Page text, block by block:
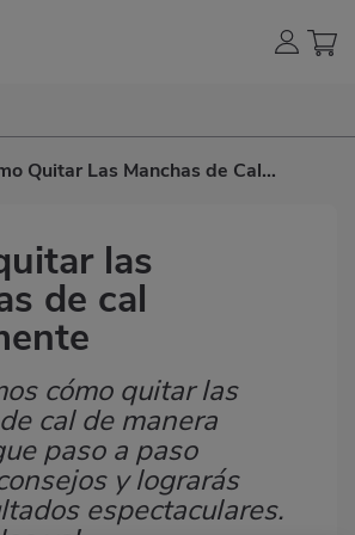
Quitar Las Manchas de Cal
las
de cal
cómo quitar las
cal de manera
paso a paso
y lograrás
espectaculares.